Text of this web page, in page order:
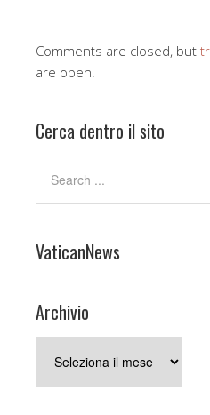
Comments are closed, but
are open.
Cerca dentro il sito
VaticanNews
Archivio